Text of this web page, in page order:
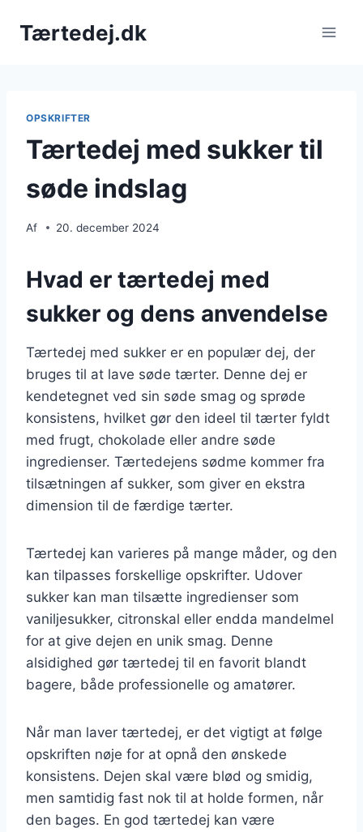
Tærtedej.dk
OPSKRIFTER
Tærtedej med sukker til
søde indslag
Af 20. december 2024
Hvad er tærtedej med
sukker og dens anvendelse
Tærtedej med sukker er en populær dej, der
bruges til at lave søde tærter. Denne dej er
kendetegnet ved sin søde smag og sprøde
konsistens, hvilket gør den ideel til tærter fyldt
med frugt, chokolade eller andre søde
ingredienser. Tærtedejens sødme kommer fra
tilsætningen af sukker, som giver en ekstra
dimension til de færdige tærter.
Tærtedej kan varieres på mange måder, og den
kan tilpasses forskellige opskrifter. Udover
sukker kan man tilsætte ingredienser som
vaniljesukker, citronskal eller endda mandelmel
for at give dejen en unik smag. Denne
alsidighed gør tærtedej til en favorit blandt
bagere, både professionelle og amatører.
Når man laver tærtedej, er det vigtigt at følge
opskriften nøje for at opnå den ønskede
konsistens. Dejen skal være blød og smidig,
men samtidig fast nok til at holde formen, når
den bages. En god tærtedej kan være